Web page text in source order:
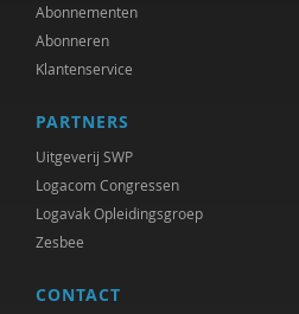
Jet Bussemaker
Mark Coeckelbergh
Mariëlle Cuijpers
Peter de Groot
Peter de Lange
Michiel de Ronde
Abonnementen
Abonneren
Klantenservice
PARTNERS
Uitgeverij SWP
Logacom Congressen
Logavak Opleidingsgroep
Zesbee
CONTACT